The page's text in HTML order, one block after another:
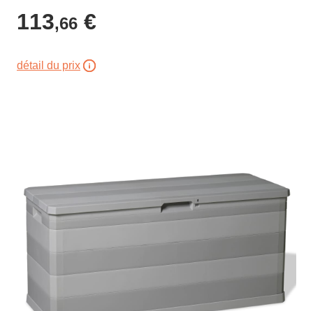
113,66 €
détail du prix